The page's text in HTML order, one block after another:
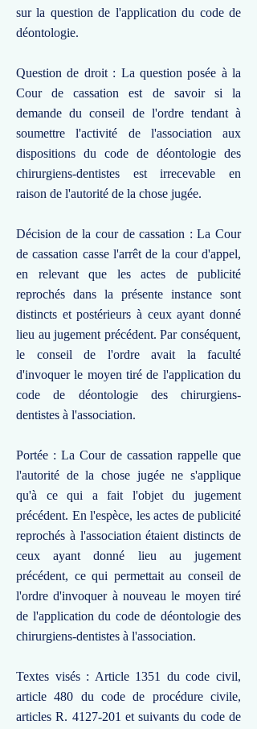
sur la question de l'application du code de
déontologie.
Question de droit : La question posée à la
Cour de cassation est de savoir si la
demande du conseil de l'ordre tendant à
soumettre l'activité de l'association aux
dispositions du code de déontologie des
chirurgiens-dentistes est irrecevable en
raison de l'autorité de la chose jugée.
Décision de la cour de cassation : La Cour
de cassation casse l'arrêt de la cour d'appel,
en relevant que les actes de publicité
reprochés dans la présente instance sont
distincts et postérieurs à ceux ayant donné
lieu au jugement précédent. Par conséquent,
le conseil de l'ordre avait la faculté
d'invoquer le moyen tiré de l'application du
code de déontologie des chirurgiens-
dentistes à l'association.
Portée : La Cour de cassation rappelle que
l'autorité de la chose jugée ne s'applique
qu'à ce qui a fait l'objet du jugement
précédent. En l'espèce, les actes de publicité
reprochés à l'association étaient distincts de
ceux ayant donné lieu au jugement
précédent, ce qui permettait au conseil de
l'ordre d'invoquer à nouveau le moyen tiré
de l'application du code de déontologie des
chirurgiens-dentistes à l'association.
Textes visés : Article 1351 du code civil,
article 480 du code de procédure civile,
articles R. 4127-201 et suivants du code de